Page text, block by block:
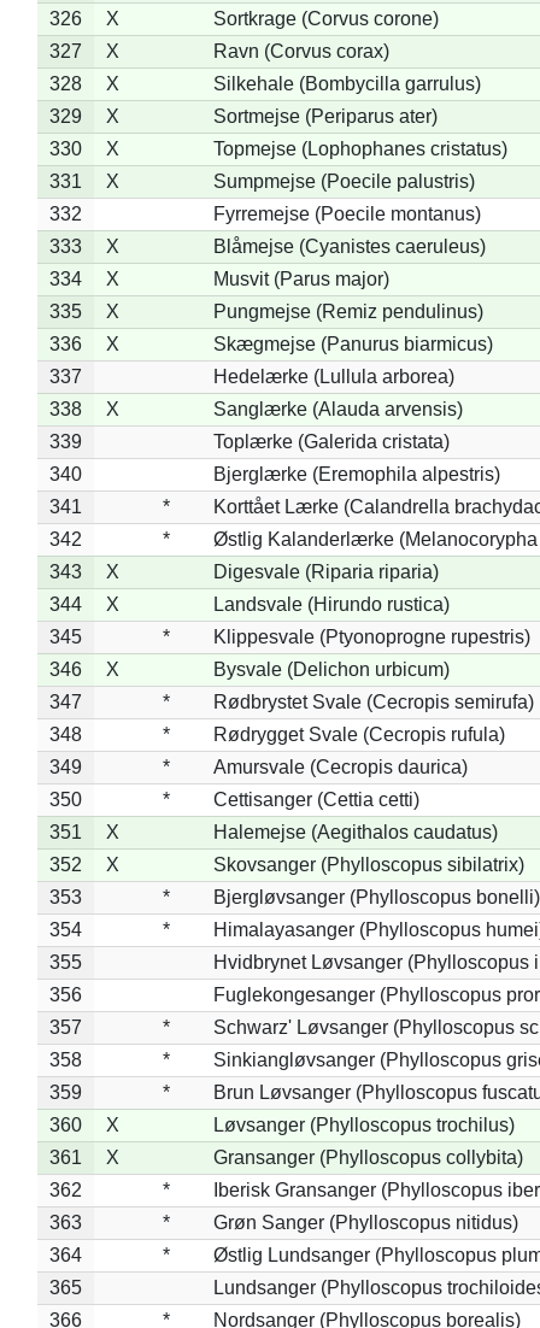
326
X
Sortkrage (Corvus corone)
327
X
Ravn (Corvus corax)
328
X
Silkehale (Bombycilla garrulus)
329
X
Sortmejse (Periparus ater)
330
X
Topmejse (Lophophanes cristatus)
331
X
Sumpmejse (Poecile palustris)
332
Fyrremejse (Poecile montanus)
333
X
Blåmejse (Cyanistes caeruleus)
334
X
Musvit (Parus major)
335
X
Pungmejse (Remiz pendulinus)
336
X
Skægmejse (Panurus biarmicus)
337
Hedelærke (Lullula arborea)
338
X
Sanglærke (Alauda arvensis)
339
Toplærke (Galerida cristata)
340
Bjerglærke (Eremophila alpestris)
341
*
Korttået Lærke (Calandrella
342
*
Østlig Kalanderlærke (Melanocorypha
343
X
Digesvale (Riparia riparia)
344
X
Landsvale (Hirundo rustica)
345
*
Klippesvale (Ptyonoprogne rupestris)
346
X
Bysvale (Delichon urbicum)
347
*
Rødbrystet Svale (Cecropis semirufa)
348
*
Rødrygget Svale (Cecropis rufula)
349
*
Amursvale (Cecropis daurica)
350
*
Cettisanger (Cettia cetti)
351
X
Halemejse (Aegithalos caudatus)
352
X
Skovsanger (Phylloscopus sibilatrix)
353
*
Bjergløvsanger (Phylloscopus bonelli)
354
*
Himalayasanger (Phylloscopus
355
Hvidbrynet Løvsanger (Phylloscopus
356
Fuglekongesanger (Phylloscopus
357
*
Schwarz' Løvsanger (Phylloscopus
358
*
Sinkiangløvsanger (Phylloscopus
359
*
Brun Løvsanger (Phylloscopus
360
X
Løvsanger (Phylloscopus trochilus)
361
X
Gransanger (Phylloscopus collybita)
362
*
Iberisk Gransanger (Phylloscopus
363
*
Grøn Sanger (Phylloscopus nitidus)
364
*
Østlig Lundsanger (Phylloscopus
365
Lundsanger (Phylloscopus
366
* Nordsanger (Phylloscopus borealis)